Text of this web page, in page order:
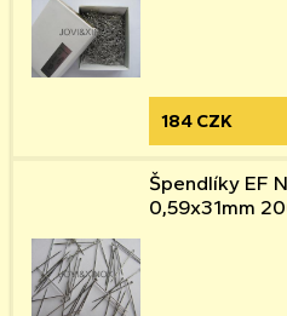
184 CZK
Špendlíky EF
0,59x31mm